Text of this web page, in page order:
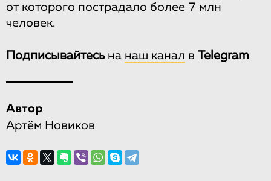
от которого пострадало более 7 млн
человек.
Подписывайтесьна наш канал в Telegram
Автор
Артём Новиков